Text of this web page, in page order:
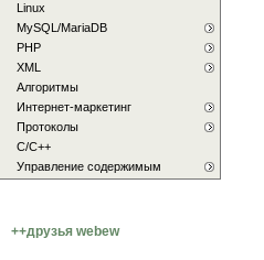
Linux
MySQL/MariaDB
PHP
XML
Алгоритмы
Интернет-маркетинг
Протоколы
С/C++
Управление содержимым
++друзья webew